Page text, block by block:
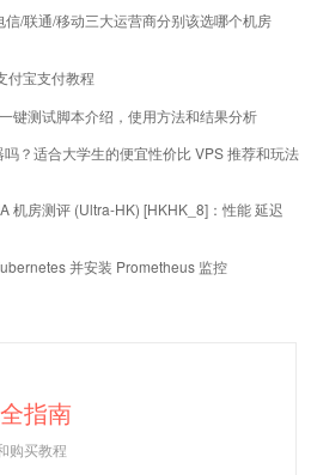
/联通/移动三大运营商分别该选哪个机房
付宝支付教程
键测试脚本介绍，使用方法和结果分析
？适合大学生的便宜性价比 VPS 推荐和玩法
机房测评 (Ultra-HK) [HKHK_8]：性能 延迟
并安装 Prometheus 监控
指南
购买教程